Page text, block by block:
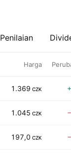
Penilaian
Harga
1.369 CZK
1.045 CZK
197,0 CZK